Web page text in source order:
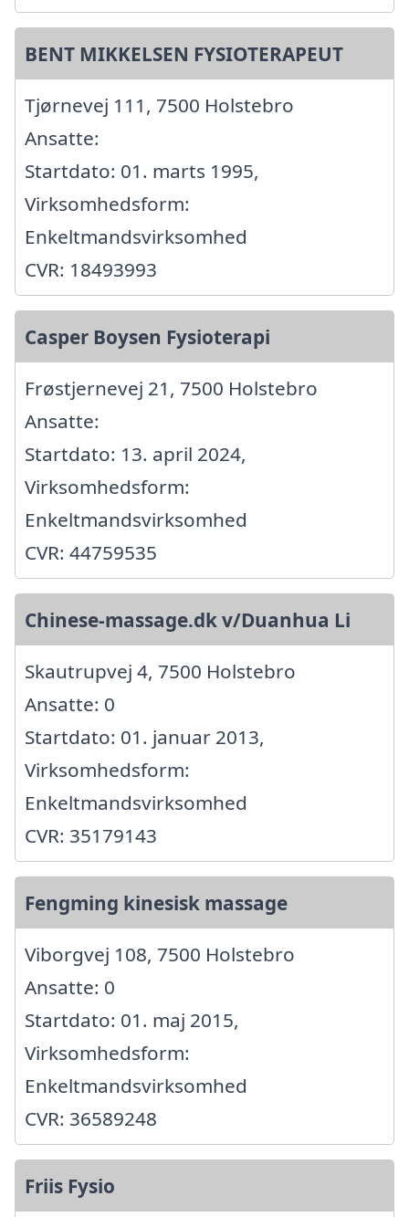
BENT MIKKELSEN FYSIOTERAPEUT
Tjørnevej 111, 7500 Holstebro
Ansatte:
Startdato: 01. marts 1995,
Virksomhedsform:
Enkeltmandsvirksomhed
CVR: 18493993
Casper Boysen Fysioterapi
Frøstjernevej 21, 7500 Holstebro
Ansatte:
Startdato: 13. april 2024,
Virksomhedsform:
Enkeltmandsvirksomhed
CVR: 44759535
Chinese-massage.dk v/Duanhua Li
Skautrupvej 4, 7500 Holstebro
Ansatte: 0
Startdato: 01. januar 2013,
Virksomhedsform:
Enkeltmandsvirksomhed
CVR: 35179143
Fengming kinesisk massage
Viborgvej 108, 7500 Holstebro
Ansatte: 0
Startdato: 01. maj 2015,
Virksomhedsform:
Enkeltmandsvirksomhed
CVR: 36589248
Friis Fysio